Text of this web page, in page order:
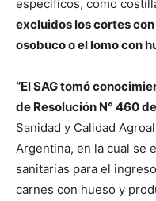
específicos, como
excluidos los cortes
osobuco o el lomo con
“El SAG tomó
de Resolución N° 460
Sanidad y Calidad
Argentina, en la cual se
sanitarias para el
carnes con hueso y